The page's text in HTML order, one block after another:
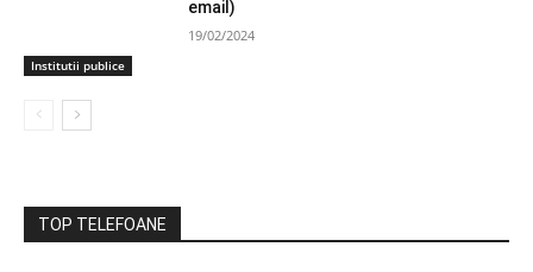
Institutii publice
email)
19/02/2024
TOP TELEFOANE